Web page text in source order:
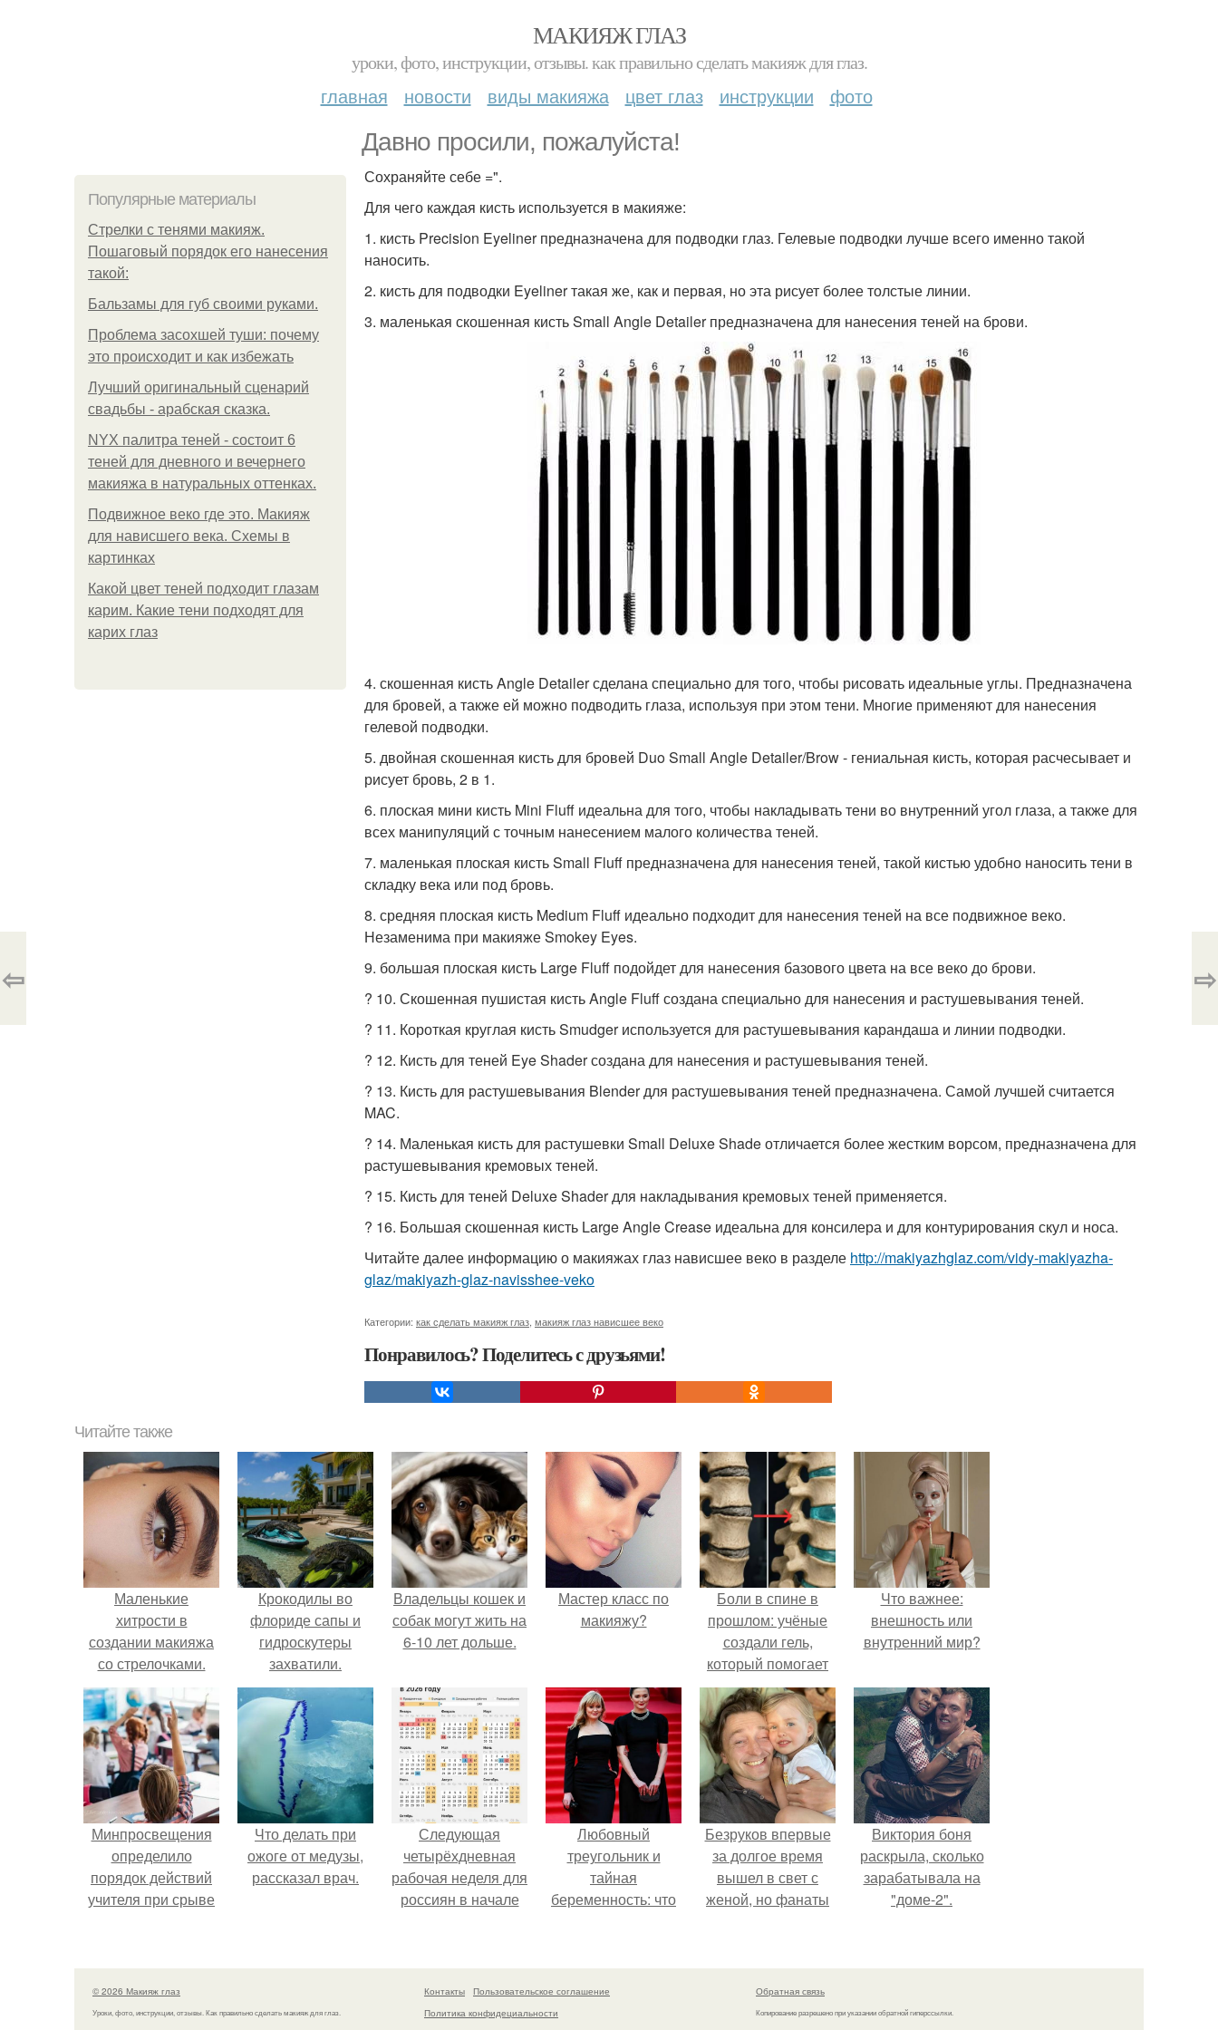
МАКИЯЖ ГЛАЗ
уроки, фото, инструкции, отзывы. как правильно сделать макияж для глаз.
главная новости виды макияжа цвет глаз инструкции фото
Давно просили, пожалуйста!
Популярные материалы
Стрелки с тенями макияж.
Пошаговый порядок его нанесения
такой:
Бальзамы для губ своими руками.
Проблема засохшей туши: почему
это происходит и как избежать
Лучший оригинальный сценарий
свадьбы - арабская сказка.
NYX палитра теней - состоит 6
теней для дневного и вечернего
макияжа в натуральных оттенках.
Подвижное веко где это. Макияж
для нависшего века. Схемы в
картинках
Какой цвет теней подходит глазам
карим. Какие тени подходят для
карих глаз
Сохраняйте себе =".
Для чего каждая кисть используется в макияже:
1. кисть Precision Eyeliner предназначена для подводки глаз. Гелевые подводки лучше всего именно такой
наносить.
2. кисть для подводки Eyeliner такая же, как и первая, но эта рисует более толстые линии.
3. маленькая скошенная кисть Small Angle Detailer предназначена для нанесения теней на брови.
4. скошенная кисть Angle Detailer сделана специально для того, чтобы рисовать идеальные углы. Предназначена
для бровей, а также ей можно подводить глаза, используя при этом тени. Многие применяют для нанесения
гелевой подводки.
5. двойная скошенная кисть для бровей Duo Small Angle Detailer/Brow - гениальная кисть, которая расчесывает и
рисует бровь, 2 в 1.
6. плоская мини кисть Mini Fluff идеальна для того, чтобы накладывать тени во внутренний угол глаза, а также для
всех манипуляций с точным нанесением малого количества теней.
7. маленькая плоская кисть Small Fluff предназначена для нанесения теней, такой кистью удобно наносить тени в
складку века или под бровь.
8. средняя плоская кисть Medium Fluff идеально подходит для нанесения теней на все подвижное веко.
Незаменима при макияже Smokey Eyes.
9. большая плоская кисть Large Fluff подойдет для нанесения базового цвета на все веко до брови.
? 10. Скошенная пушистая кисть Angle Fluff создана специально для нанесения и растушевывания теней.
? 11. Короткая круглая кисть Smudger используется для растушевывания карандаша и линии подводки.
? 12. Кисть для теней Eye Shader создана для нанесения и растушевывания теней.
? 13. Кисть для растушевывания Blender для растушевывания теней предназначена. Самой лучшей считается
MAC.
? 14. Маленькая кисть для растушевки Small Deluxe Shade отличается более жестким ворсом, предназначена для
растушевывания кремовых теней.
? 15. Кисть для теней Deluxe Shader для накладывания кремовых теней применяется.
? 16. Большая скошенная кисть Large Angle Crease идеальна для консилера и для контурирования скул и носа.
Читайте далее информацию о макияжах глаз нависшее веко в разделе http://makiyazhglaz.com/vidy-makiyazha-
glaz/makiyazh-glaz-navisshee-veko
Категории: как сделать макияж глаз макияж глаз нависшее веко
Понравилось? Поделитесь с друзьями!
⇦ ⇨
Читайте также
Маленькие
хитрости в
создании макияжа
со стрелочками.
Крокодилы во
флориде сапы и
гидроскутеры
захватили.
Владельцы кошек и
собак могут жить на
6-10 лет дольше.
Мастер класс по
макияжу?
Боли в спине в
прошлом: учёные
создали гель,
который помогает
восстанавливать
межпозвоночные
диски.
Что важнее:
внешность или
внутренний мир?
Минпросвещения
определило
порядок действий
учителя при срыве
Что делать при
ожоге от медузы,
рассказал врач.
Следующая
четырёхдневная
рабочая неделя для
россиян в начале
Любовный
треугольник и
тайная
беременность: что
Михалкова?
Безруков впервые
за долгое время
вышел в свет с
женой, но фанаты
Анны: "какая она
скучная.
Виктория боня
раскрыла, сколько
зарабатывала на
"доме-2".
© 2026 Макияж глаз
Уроки, фото, инструкции, отзывы. Как правильно сделать макияж для глаз.
Контакты
Пользовательское соглашение
Политика конфидециальности
Обратная связь
Копирование разрешено при указании обратной гиперссылки.